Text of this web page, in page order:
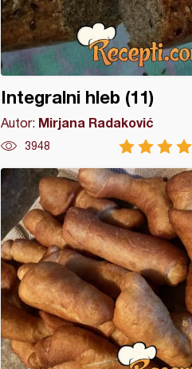
Integralni hleb (11)
Autor: Mirjana Radaković
3948